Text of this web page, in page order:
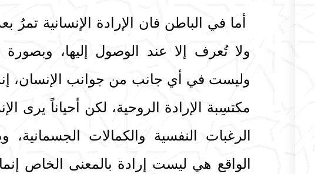
أما في الباطن فان الإرادة الإنسانية تمرُ
ولا تُعرف إلا عند الوصول إليها،
وليست في أي جانب من جوانب الإنسان،
مكتسِبة الإرادة الروحية، لكن أحياناً يرى
الرغبات النفسية والكمالات الجسمانية،
الواقع هي ليست إرادة بالمعنى الخاص